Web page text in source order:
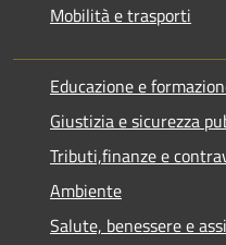
Mobilità e trasporti
Educazione e
Giustizia e sicurezza
Tributi,finanze e
Ambiente
Salute, benessere e